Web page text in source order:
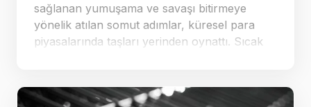
sağlanan yumuşama ve savaşı bitirmeye
yönelik atılan somut adımlar, küresel para
piyasalarında taşları yerinden oynattı. Sıcak
yatırımcıların "g…